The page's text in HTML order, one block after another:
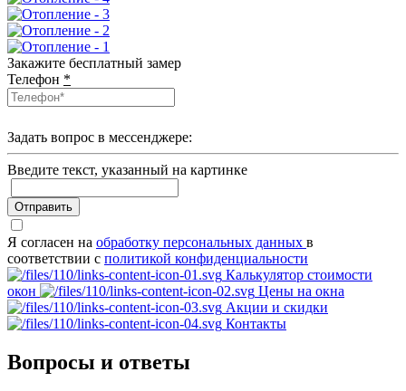
Закажите бесплатный замер
Телефон *
Задать вопрос в мессенджере:
Введите текcт, указанный на картинке
Отправить
Я согласен на обработку персональных данных в
соответствии с политикой конфиденциальности
Калькулятор стоимости
окон
Цены на окна
Акции и скидки
Контакты
Вопросы и ответы